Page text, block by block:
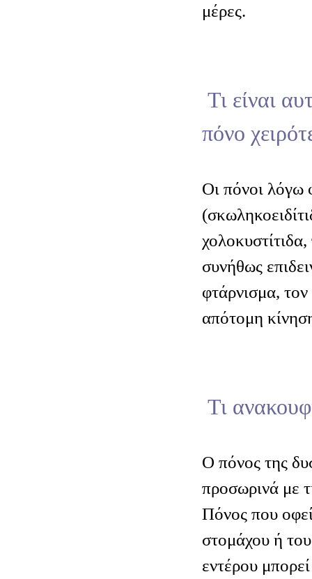
μέρες.
Τι είναι
πόνο
Οι πόνοι λόγω
συνήθως
φτάρνισμα,
απότομη
Τι
Ο πόνος της
προσωρινά με
Πόνος που
στομάχου ή
εντέρου